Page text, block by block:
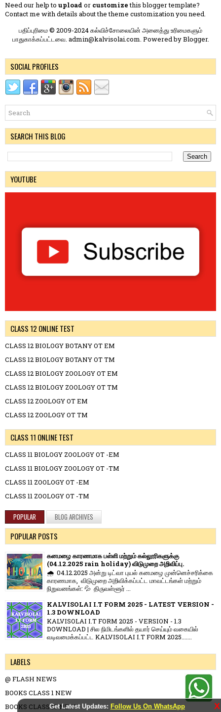
Get Latest Updates: Follow Us On WhatsApp X
Need our help to upload or customizethis blogger template?
Contact me with details about the theme customization you need.
பதிப்புரிமை © 2009-2024 கல்விச்சோலையின் அனைத்து உரிமைகளும்
பாதுகாக்கப்பட்டவை. admin@kalvisolai.com. Powered byBlogger.
SOCIAL PROFILES
SEARCH THIS BLOG
YOUTUBE
CLASS 12 ONLINE TEST
CLASS 12 BIOLOGY BOTANY OT EM
CLASS 12 BIOLOGY BOTANY OT TM
CLASS 12 BIOLOGY ZOOLOGY OT EM
CLASS 12 BIOLOGY ZOOLOGY OT TM
CLASS 12 ZOOLOGY OT EM
CLASS 12 ZOOLOGY OT TM
CLASS 11 ONLINE TEST
CLASS 11 BIOLOGY ZOOLOGY OT -EM
CLASS 11 BIOLOGY ZOOLOGY OT -TM
CLASS 11 ZOOLOGY OT -EM
CLASS 11 ZOOLOGY OT -TM
POPULAR BLOG ARCHIVES
POPULAR POSTS
கனமழை காரணமாக பள்ளி மற்றும் கல்லூரிகளுக்கு
(04.12.2025 rain holiday) விடுமுறை அறிவிப்பு.
🌧️ 04.12.2025 அன்று டிட்வா புயல் கனமழை முன்னெச்சரிக்கை
காரணமாக, விடுமுறை அறிவிக்கப்பட்ட மாவட்டங்கள் மற்றும்
நிறுவனங்கள்: 💦 திருவள்ளூர் ...
KALVISOLAI I.T FORM 2025 - LATEST VERSION -
1.3 DOWNLOAD
KALVISOLAI I.T FORM 2025 - VERSION - 1.3
DOWNLOAD | சில நிமிடங்களில் தயார் செய்யும் வகையில்
வடிவமைக்கப்பட்ட KALVISOLAI I.T FORM 2025.......
LABELS
@ FLASH NEWS
BOOKS CLASS 1 NEW
BOOKS CLASS 10 NEW